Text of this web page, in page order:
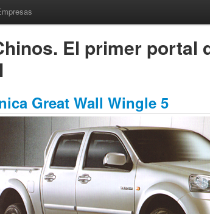
El primer portal
Great Wall Wingle 5